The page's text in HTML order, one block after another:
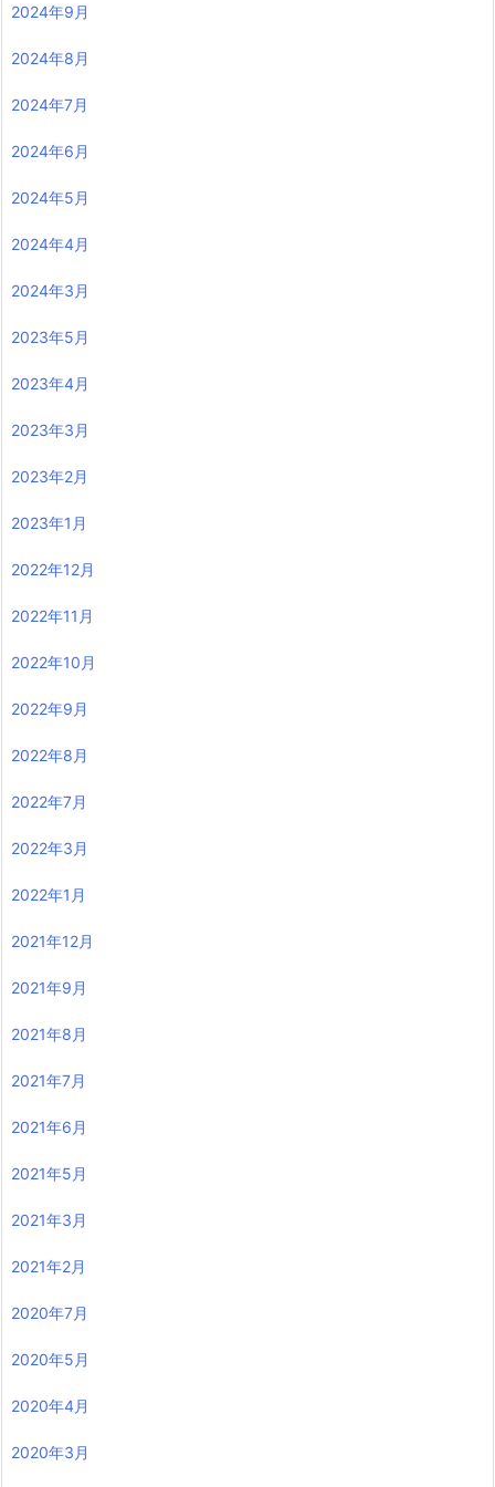
2024年9月
2024年8月
2024年7月
2024年6月
2024年5月
2024年4月
2024年3月
2023年5月
2023年4月
2023年3月
2023年2月
2023年1月
2022年12月
2022年11月
2022年10月
2022年9月
2022年8月
2022年7月
2022年3月
2022年1月
2021年12月
2021年9月
2021年8月
2021年7月
2021年6月
2021年5月
2021年3月
2021年2月
2020年7月
2020年5月
2020年4月
2020年3月